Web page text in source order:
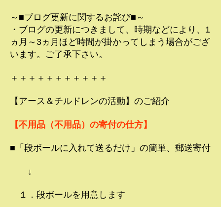
～■ブログ更新に関するお詫び■～
・ブログの更新につきまして、時期などにより、1
ヵ月～3ヵ月ほど時間が掛かってしまう場合がござ
います。ご了承下さい。
＋＋＋＋＋＋＋＋＋＋＋
【アース＆チルドレンの活動】のご紹介
【不用品（不用品）の寄付の仕方】
■「段ボールに入れて送るだけ」の簡単、郵送寄付
↓
１．段ボールを用意します